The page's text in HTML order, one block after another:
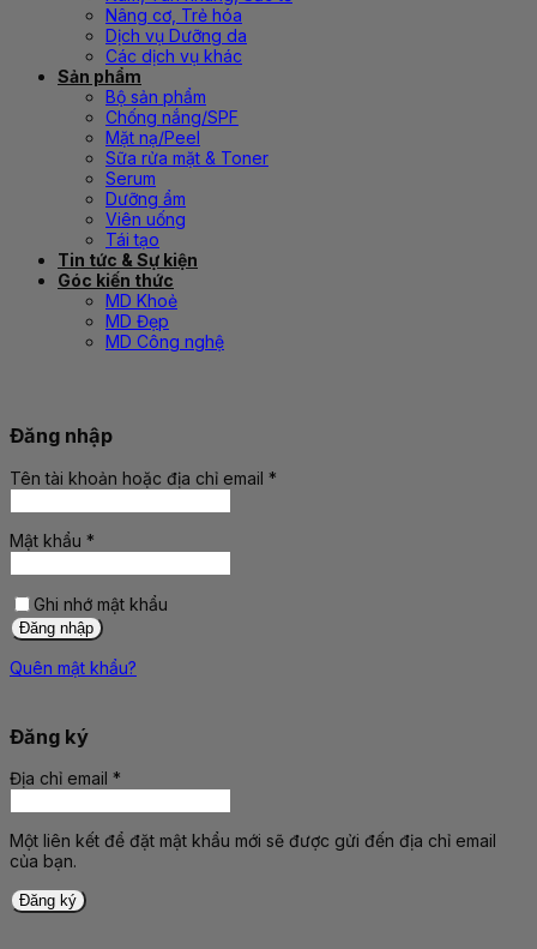
Nâng cơ, Trẻ hóa
Dịch vụ Dưỡng da
Các dịch vụ khác
Sản phẩm
Bộ sản phẩm
Chống nắng/SPF
Mặt nạ/Peel
Sữa rửa mặt & Toner
Serum
Dưỡng ẩm
Viên uống
Tái tạo
Tin tức & Sự kiện
Góc kiến thức
MD Khoẻ
MD Đẹp
MD Công nghệ
Đăng nhập
Tên tài khoản hoặc địa chỉ email *
Bắt
Mật khẩu *
Bắt
Ghi nhớ mật khẩu
Đăng nhập
Quên mật khẩu?
Đăng ký
Địa chỉ email *
Bắt
buộc
Một liên kết để đặt mật khẩu mới sẽ được gửi đến địa chỉ email
của bạn.
Đăng ký